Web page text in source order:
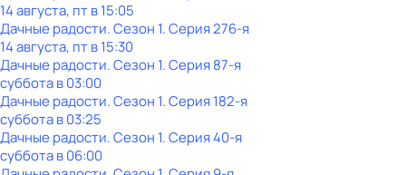
14 августа, пт в 15:05
Дачные радости. Сезон 1. Серия 276-я
14 августа, пт в 15:30
Дачные радости. Сезон 1. Серия 87-я
субботав03:00
Дачные радости. Сезон 1. Серия 182-я
субботав03:25
Дачные радости. Сезон 1. Серия 40-я
субботав06:00